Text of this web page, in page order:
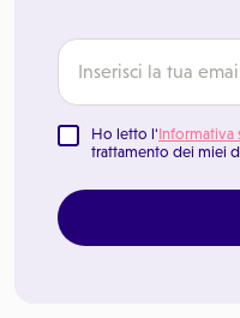
Ho letto l'Informativa
trattamento dei miei